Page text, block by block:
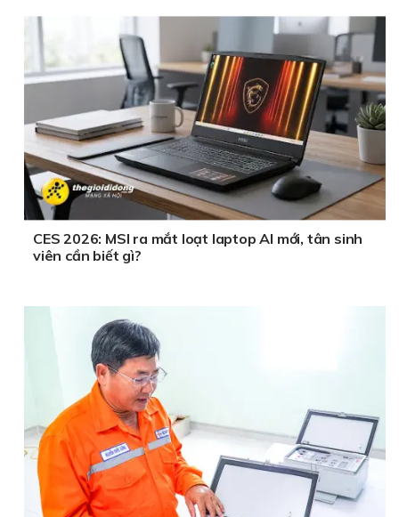
CES 2026: MSI ra mắt loạt laptop AI mới, tân sinh
viên cần biết gì?